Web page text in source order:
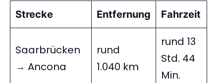
Strecke Entfernung Fahrzeit
Saarbrücken
→ Ancona
rund
1.040 km
rund 13
Std. 44
Min.